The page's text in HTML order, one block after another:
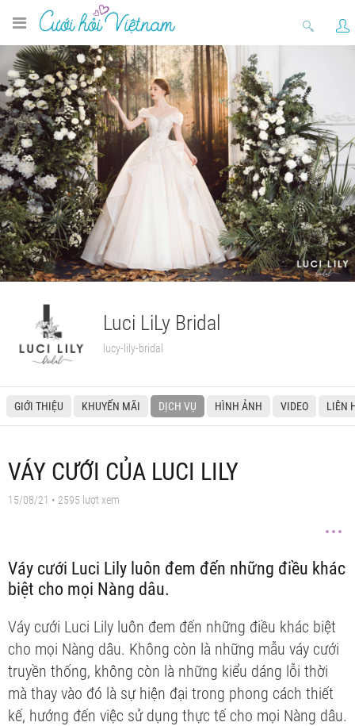
Luci LiLy Bridal
lucy-lily-bridal
GIỚI THIỆU KHUYẾN MÃI DỊCH VỤ HÌNH ẢNH VIDEO LIÊN
VÁY CƯỚI CỦA LUCI LILY
15/08/21 • 2595 lượt xem
Váy cưới Luci Lily luôn đem đến những điều khác
biệt cho mọi Nàng dâu.
Váy cưới Luci Lily luôn đem đến những điều khác biệt
cho mọi Nàng dâu. Không còn là những mẫu váy cưới
truyền thống, không còn là những kiểu dáng lỗi thời
mà thay vào đó là sự hiện đại trong phong cách thiết
kế, hướng đến việc sử dụng thực tế cho mọi Nàng dâu.